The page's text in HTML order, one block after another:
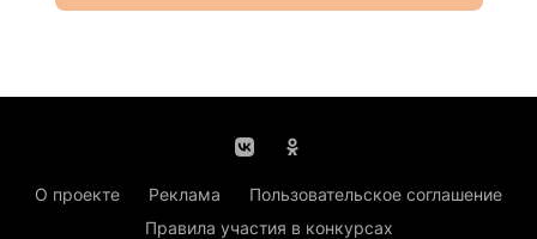
О проекте Реклама
Пользовательское соглашение
Правила участия в конкурсах